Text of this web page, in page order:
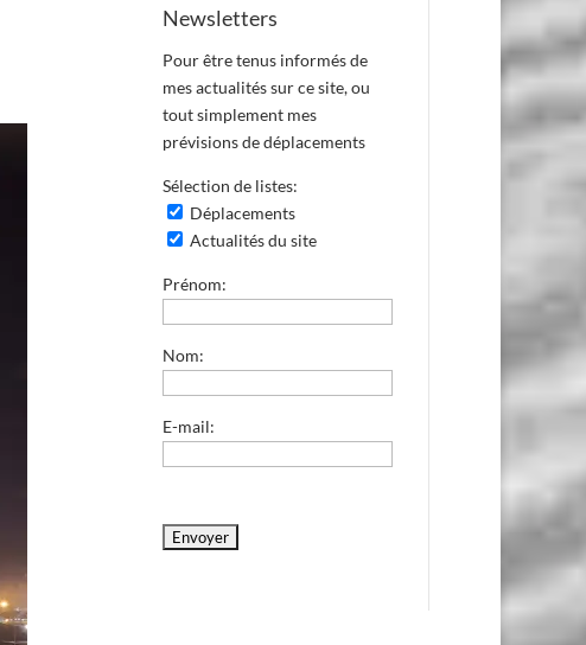
Newsletters
Pour être tenus informés de
mes actualités sur ce site, ou
tout simplement mes
prévisions de déplacements
Sélection de listes:
Déplacements
Actualités du site
Prénom:
Nom:
E-mail: